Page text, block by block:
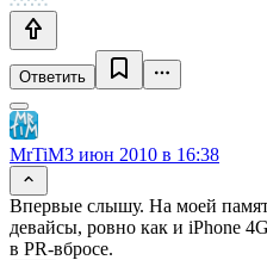
Ответить
MrTiM3 июн 2010 в 16:38
Впервые слышу. На моей
девайсы, ровно как и iPhone
в PR-вбросе.